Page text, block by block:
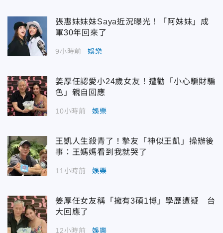
張惠妹妹妹Saya近況曝光！「阿妹妹」成
軍30年回來了
9小時前 娛樂
姜厚任認愛小24歲女友！遭勸「小心騙財騙
色」親自回應
10小時前 娛樂
王凱人生殺青了！摯友「神似王凱」操辦後
事：王媽媽看到我就哭了
11小時前 娛樂
姜厚任女友稱「擁有3碩1博」學歷遭疑 台
大回應了
12小時前 娛樂